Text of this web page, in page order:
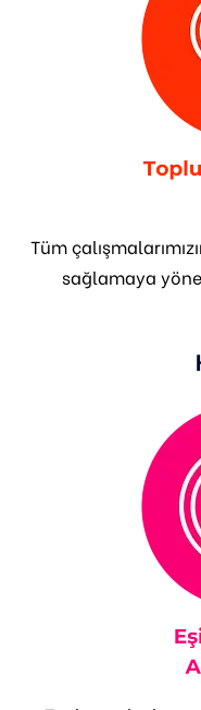
Tüm
sağlamaya